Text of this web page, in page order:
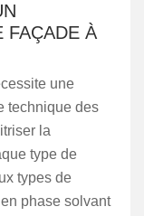
FAÇADE À
une
technique des
la
type de
types de
phase solvant